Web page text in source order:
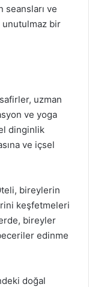
ve
bir
uzman
ve yoga
dinginlik
ve içsel
bireylerin
keşfetmeleri
bireyler
edinme
doğal